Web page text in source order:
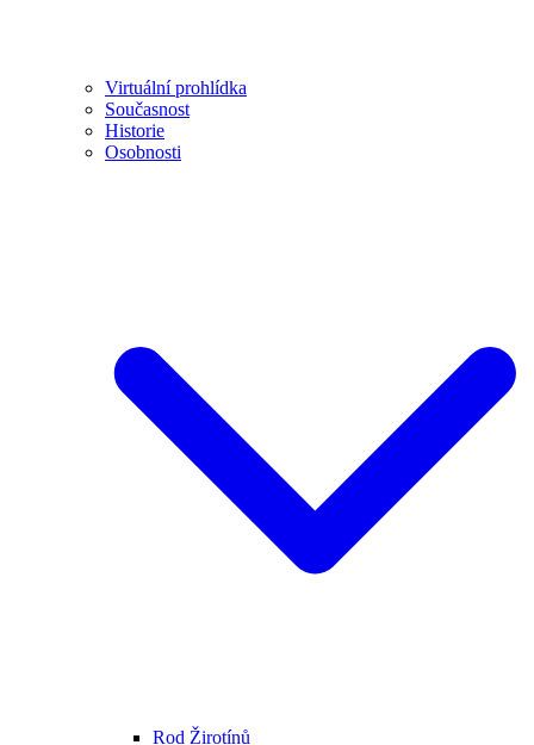
Virtuální prohlídka
Současnost
Historie
Osobnosti
Rod Žirotínů